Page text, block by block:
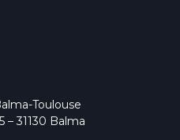
Toulouse
– 31130 Balma